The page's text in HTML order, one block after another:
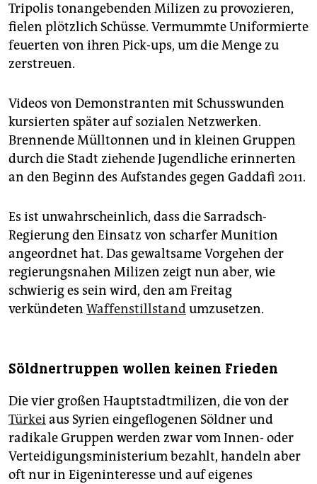
Tripolis tonangebenden Milizen zu provozieren,
fielen plötzlich Schüsse. Vermummte Uniformierte
feuerten von ihren Pick-ups, um die Menge zu
zerstreuen.
Videos von Demonstranten mit Schusswunden
kursierten später auf sozialen Netzwerken.
Brennende Mülltonnen und in kleinen Gruppen
durch die Stadt ziehende Jugendliche erinnerten
an den Beginn des Aufstandes gegen Gaddafi 2011.
Es ist unwahrscheinlich, dass die Sarradsch-
Regierung den Einsatz von scharfer Munition
angeordnet hat. Das gewaltsame Vorgehen der
regierungsnahen Milizen zeigt nun aber, wie
schwierig es sein wird, den am Freitag
verkündeten Waffenstillstandumzusetzen.
Söldnertruppen wollen keinen Frieden
Die vier großen Hauptstadtmilizen, die von der
Türkeiaus Syrien eingeflogenen Söldner und
radikale Gruppen werden zwar vom Innen- oder
Verteidigungsministerium bezahlt, handeln aber
oft nur in Eigeninteresse und auf eigenes